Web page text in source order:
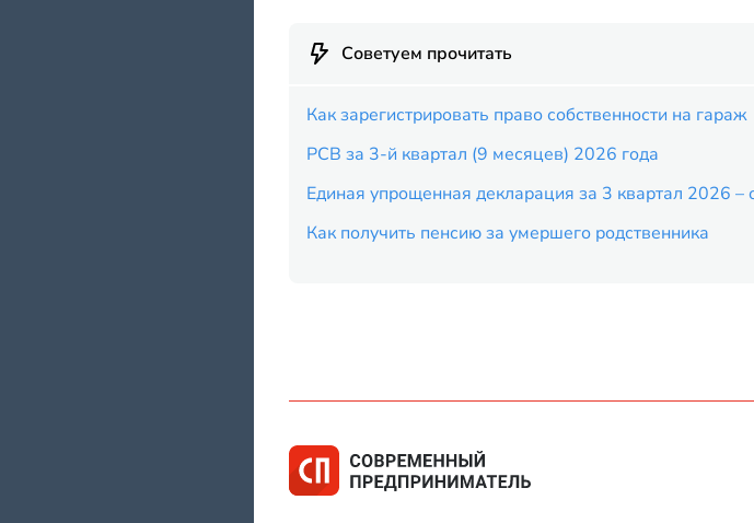
Советуем прочитать
Как зарегистрировать право собственности на гараж
РСВ за 3-й квартал (9 месяцев) 2026 года
Единая упрощенная декларация за 3 квартал 2026 –
Как получить пенсию за умершего родственника